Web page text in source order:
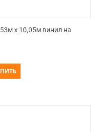
x 10,05м винил на